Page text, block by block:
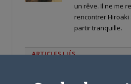
un rêve. Il ne me
rencontrer
partir tranquille.
ARTICLES LIÉS